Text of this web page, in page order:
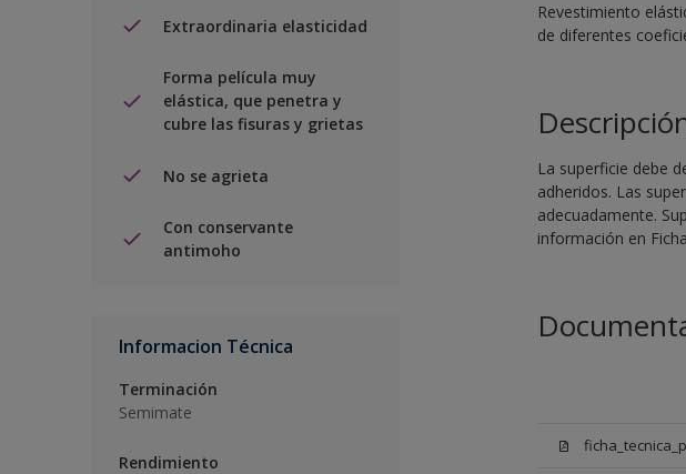
Extraordinaria elasticidad
Forma película muy
elástica, que penetra y
cubre las fisuras y grietas
No se agrieta
Con conservante
antimoho
Informacion Técnica
Terminación
Semimate
Rendimiento
Revestimiento
de diferentes
La superficie debe
adheridos. Las
adecuadamente.
información en